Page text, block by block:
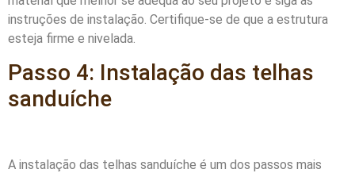
instruções de instalação. Certifique-se de que a estrutura
esteja firme e nivelada.
Passo 4: Instalação das telhas
sanduíche
A instalação das telhas sanduíche é um dos passos mais